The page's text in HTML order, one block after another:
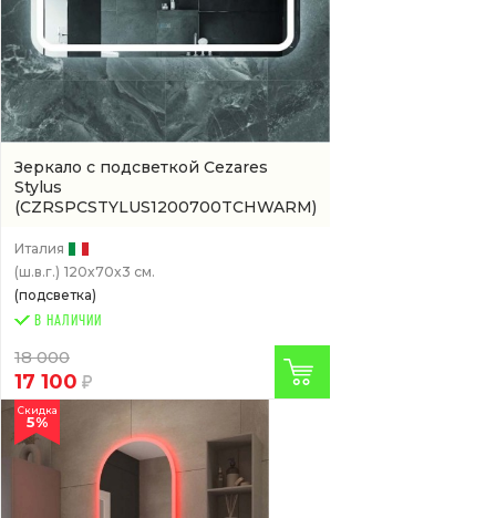
Зеркало с подсветкой Cezares
Stylus
(CZRSPCSTYLUS1200700TCHWARM)
Италия
(ш.в.г.) 120x70x3 см.
(подсветка)
В НАЛИЧИИ
18 000
17 100
Скидка
5%